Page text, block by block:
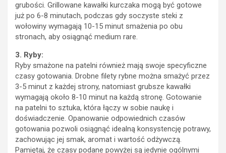
grubości. Grillowane kawałki kurczaka mogą być gotowe
już po 6-8 minutach, podczas gdy soczyste steki z
wołowiny wymagają 10-15 minut smażenia po obu
stronach, aby osiągnąć medium rare.
3. Ryby:
Ryby smażone na patelni również mają swoje specyficzne
czasy gotowania. Drobne filety rybne można smażyć przez
3-5 minut z każdej strony, natomiast grubsze kawałki
wymagają około 8-10 minut na każdą stronę. Gotowanie
na patelni to sztuka, która łączy w sobie naukę i
doświadczenie. Opanowanie odpowiednich czasów
gotowania pozwoli osiągnąć idealną konsystencję potrawy,
zachowując jej smak, aromat i wartość odżywczą.
Pamiętaj, że czasy podane powyżej są jedynie ogólnymi